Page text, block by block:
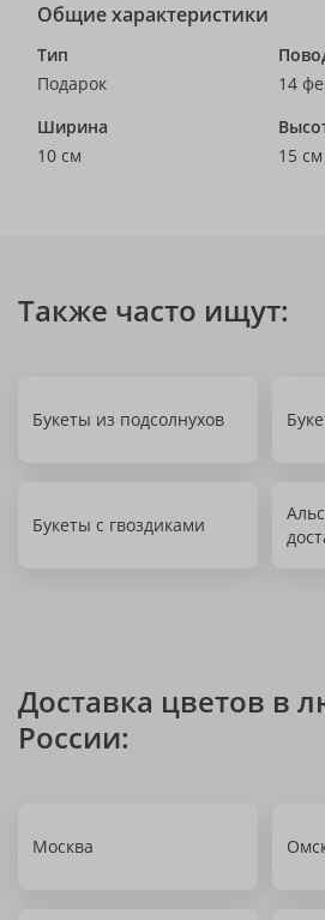
Общие характеристики
Тип
Подарок
14
Ширина
10 см
15 см
Также часто ищут:
Букеты из подсолнухов
Букеты с гвоздиками
Доставка цветов в
России:
Москва